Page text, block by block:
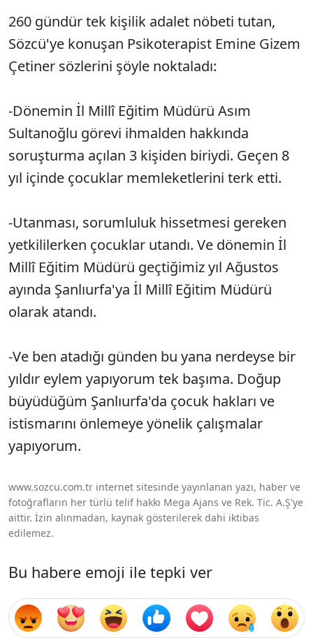
260 gündür tek kişilik adalet nöbeti tutan,
Sözcü'ye konuşan Psikoterapist Emine Gizem
Çetiner sözlerini şöyle noktaladı:
-Dönemin İl Millî Eğitim Müdürü Asım
Sultanoğlu görevi ihmalden hakkında
soruşturma açılan 3 kişiden biriydi. Geçen 8
yıl içinde çocuklar memleketlerini terk etti.
-Utanması, sorumluluk hissetmesi gereken
yetkililerken çocuklar utandı. Ve dönemin İl
Millî Eğitim Müdürü geçtiğimiz yıl Ağustos
ayında Şanlıurfa'ya İl Millî Eğitim Müdürü
olarak atandı.
-Ve ben atadığı günden bu yana nerdeyse bir
yıldır eylem yapıyorum tek başıma. Doğup
büyüdüğüm Şanlıurfa'da çocuk hakları ve
istismarını önlemeye yönelik çalışmalar
yapıyorum.
www.sozcu.com.tr internet sitesinde yayınlanan yazı, haber ve
fotoğrafların her türlü telif hakkı Mega Ajans ve Rek. Tic. A.Ş'ye
aittir. İzin alınmadan, kaynak gösterilerek dahi iktibas
edilemez.
Bu habere emoji ile tepki ver